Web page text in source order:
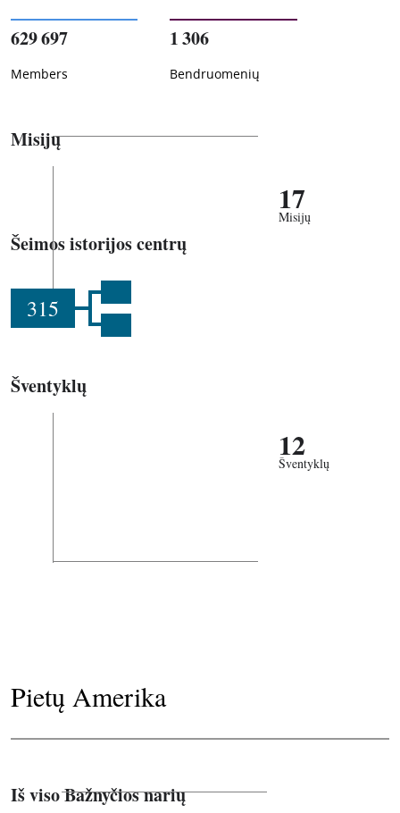
629 697
Members
1 306
Bendruomenių
Misijų
17
Misijų
Šeimos istorijos centrų
315
Šventyklų
12
Šventyklų
Pietų Amerika
Iš viso Bažnyčios narių